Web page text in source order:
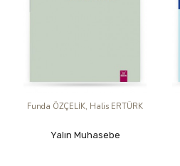
Funda ÖZÇELİK, Halis ERTÜRK
Yalın Muhasebe